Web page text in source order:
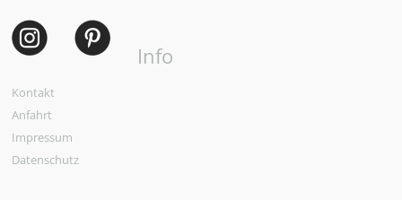
Info
Kontakt
Anfahrt
Impressum
Datenschutz